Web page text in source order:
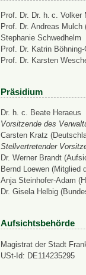
Prof. Dr. Dr. h. c. Volker
Prof. Dr. Andreas
Stephanie Schwedhelm
Prof. Dr. Katrin
Prof. Dr. Karsten
Präsidium
Dr. h. c. Beate Heraeus
Vorsitzende des
Carsten Kratz
Stellvertretender
Dr. Werner Brandt
Bernd Loewen (Mitglied
Anja Steinhofer-Adam
Dr. Gisela Helbig
Aufsichtsbehörde
Magistrat der Stadt
USt-Id: DE114235295